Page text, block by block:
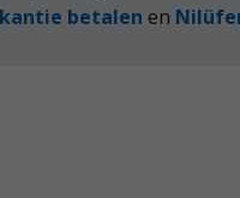
betalen en